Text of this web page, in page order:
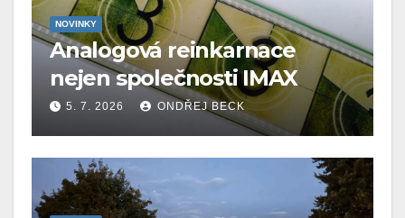
NOVINKY
Analogová reinkarnace
nejen společnosti IMAX
5. 7. 2026 ONDŘEJ BECK